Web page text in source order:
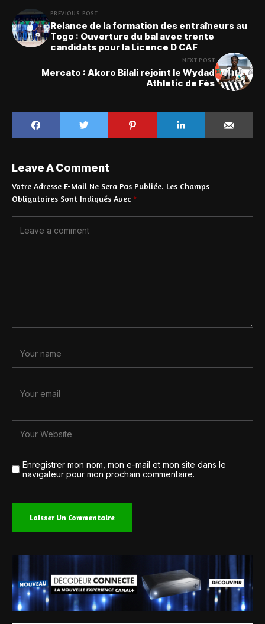
PREVIOUS POST
Relance de la formation des entraîneurs au
Togo : Ouverture du bal avec trente
candidats pour la Licence D CAF
NEXT POST
Mercato : Akoro Bilali rejoint le Wydad
Athletic de Fès
Leave A Comment
Votre Adresse E-Mail Ne Sera Pas Publiée. Les Champs
Obligatoires Sont Indiqués Avec *
Enregistrer mon nom, mon e-mail et mon site dans le
navigateur pour mon prochain commentaire.